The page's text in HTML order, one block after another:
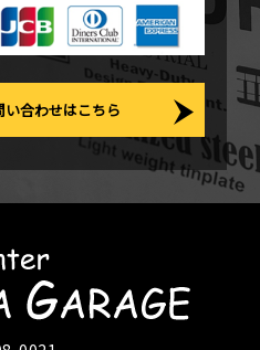
い合わせはこちら